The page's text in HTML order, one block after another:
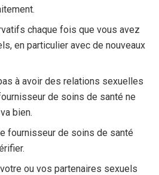
chaque fois que vous avez
en particulier avec de nouveaux
à avoir des relations sexuelles
de soins de santé ne
bien.
fournisseur de soins de santé
ou vos partenaires sexuels